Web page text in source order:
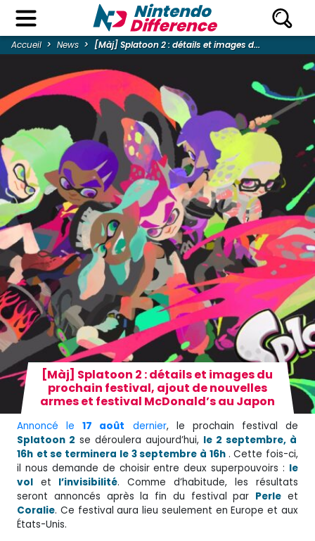
Accueil News [Màj] Splatoon 2 : détails et images d...
[Màj] Splatoon 2 : détails et images du
prochain festival, ajout de nouvelles
armes et festival McDonald’s au Japon
Annoncé le17 août dernier, le prochain festival de
Splatoon 2 se déroulera aujourd’hui, le 2 septembre, à
16h et se terminera le 3 septembre à 16h . Cette fois-ci,
il nous demande de choisir entre deux superpouvoirs : le
vol et l’invisibilité. Comme d’habitude, les résultats
seront annoncés après la fin du festival par Perle et
Coralie. Ce festival aura lieu seulement en Europe et aux
États-Unis.